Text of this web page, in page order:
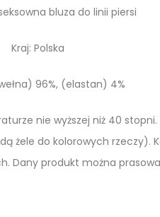
bluza do linii piersi
Kraj: Polska
96%, (elastan) 4%
nie wyższej niż 40
do kolorowych rzeczy).
Dany produkt można